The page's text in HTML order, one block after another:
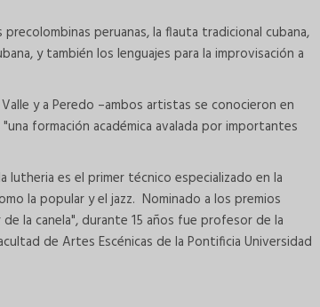
peruanas, la flauta tradicional cubana,
y también los lenguajes para la improvisación a
y a Peredo –ambos artistas se conocieron en
formación académica avalada por importantes
es el primer técnico especializado en la
la popular y el jazz. Nominado a los premios
la canela", durante 15 años fue profesor de la
de Artes Escénicas de la Pontificia Universidad